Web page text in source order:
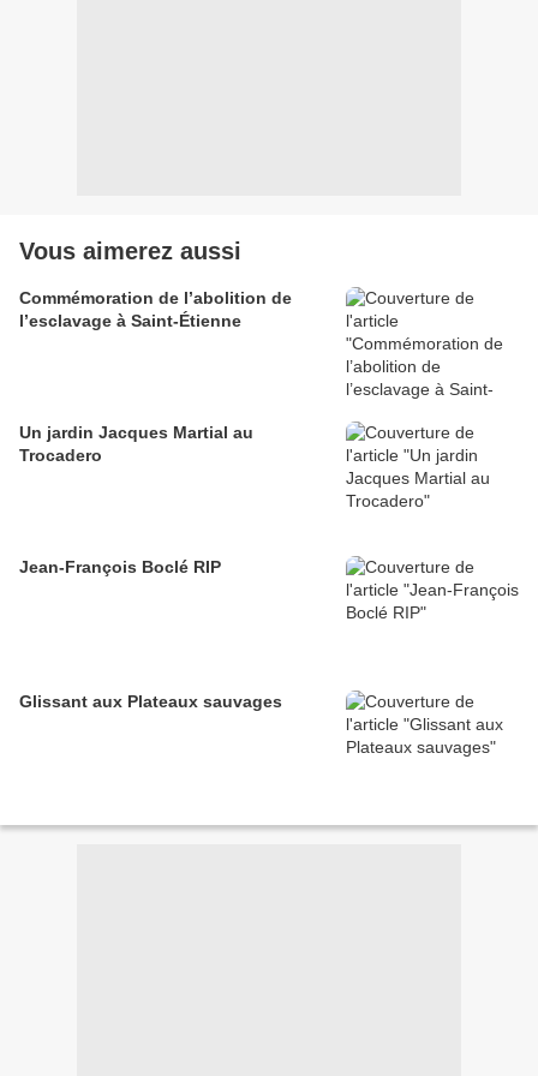
Vous aimerez aussi
Commémoration de l’abolition de
l’esclavage à Saint-Étienne
Un jardin Jacques Martial au
Trocadero
Jean-François Boclé RIP
Glissant aux Plateaux sauvages